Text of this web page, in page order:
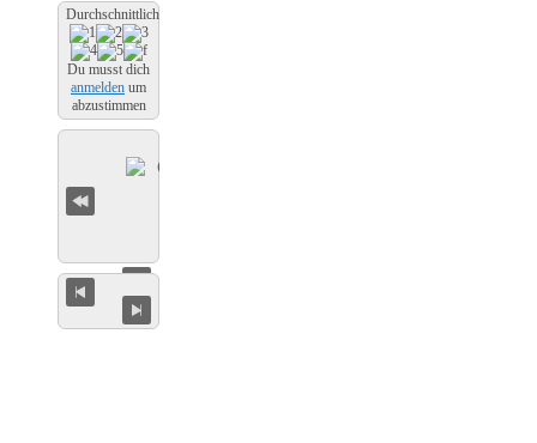
Durchschnittliche Bewertung
Du musst dich
anmelden um
abzustimmen